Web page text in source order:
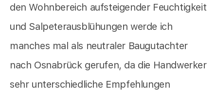
den Wohnbereich aufsteigender Feuchtigkeit
und Salpeterausblühungen werde ich
manches mal als neutraler Baugutachter
nach Osnabrück gerufen, da die Handwerker
sehr unterschiedliche Empfehlungen